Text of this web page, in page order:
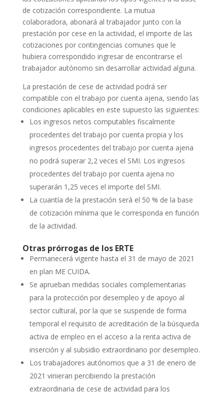
de cotización correspondiente. La mutua
colaboradora, abonará al trabajador junto con la
prestación por cese en la actividad, el importe de las
cotizaciones por contingencias comunes que le
hubiera correspondido ingresar de encontrarse el
trabajador autónomo sin desarrollar actividad alguna.
La prestación de cese de actividad podrá ser
compatible con el trabajo por cuenta ajena, siendo las
condiciones aplicables en este supuesto las siguientes:
Los ingresos netos computables fiscalmente
procedentes del trabajo por cuenta propia y los
ingresos procedentes del trabajo por cuenta ajena
no podrá superar 2,2 veces el SMI. Los ingresos
procedentes del trabajo por cuenta ajena no
superarán 1,25 veces el importe del SMI.
La cuantía de la prestación será el 50 % de la base
de cotización mínima que le corresponda en función
de la actividad.
Otras prórrogas de los ERTE
Permanecerá vigente hasta el 31 de mayo de 2021
en plan ME CUIDA.
Se aprueban medidas sociales complementarias
para la protección por desempleo y de apoyo al
sector cultural, por la que se suspende de forma
temporal el requisito de acreditación de la búsqueda
activa de empleo en el acceso a la renta activa de
inserción y al subsidio extraordinario por desempleo.
Los trabajadores autónomos que a 31 de enero de
2021 vinieran percibiendo la prestación
extraordinaria de cese de actividad para los